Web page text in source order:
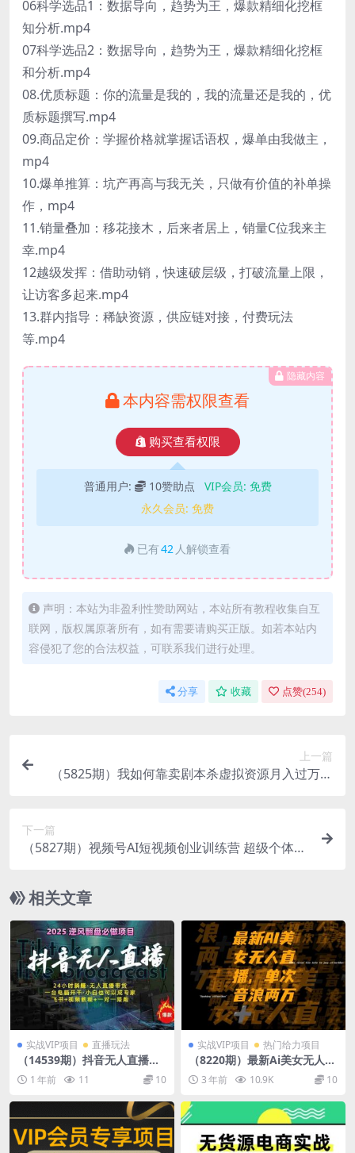
06科学选品1：数据导向，趋势为王，爆款精细化挖框
知分析.mp4
07科学选品2：数据导向，趋势为王，爆款精细化挖框
和分析.mp4
08.优质标题：你的流量是我的，我的流量还是我的，优
质标题撰写.mp4
09.商品定价：学握价格就掌握话语权，爆单由我做主，
mp4
10.爆单推算：坑产再高与我无关，只做有价值的补单操
作，mp4
11.销量叠加：移花接木，后来者居上，销量C位我来主
幸.mp4
12越级发挥：借助动销，快速破层级，打破流量上限，
让访客多起来.mp4
13.群内指导：稀缺资源，供应链对接，付费玩法
等.mp4
隐藏内容
本内容需权限查看
购买查看权限
普通用户: 10赞助点 VIP会员: 免费
永久会员: 免费
已有42 人解锁查看
声明：本站为非盈利性赞助网站，本站所有教程收集自互
联网，版权属原著所有，如有需要请购买正版。如若本站内
容侵犯了您的合法权益，可联系我们进行处理。
分享 收藏 点赞(254)
上一篇
（5825期）我如何靠卖剧本杀虚拟资源月入过万，
下一篇
（5827期）视频号AI短视频创业训练营 超级个体新
相关文章
实战VIP项目 直播玩法
（14539期）抖音无人直播新
风口：轻松实现睡后收入，一
人管理多设备，24小时不间
断…
1 年前 11 10
实战VIP项目 热门给力项目
（8220期）最新Ai美女无人直
播,单次直播音浪两万+
3 年前 10.9K 10